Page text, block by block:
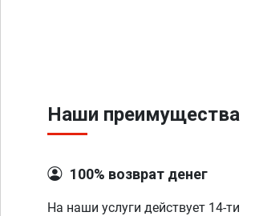
Наши преимущества
100% возврат денег
На наши услуги действует 14-ти